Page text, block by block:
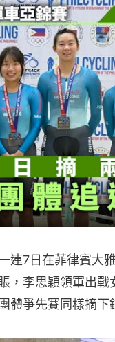
連7日在菲律賓大
，李思穎領軍出
體爭先賽同樣摘下